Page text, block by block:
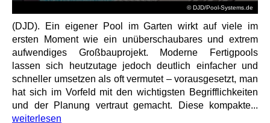
© DJD/Pool-Systems.de
(DJD). Ein eigener Pool im Garten wirkt auf viele im
ersten Moment wie ein unüberschaubares und extrem
aufwendiges Großbauprojekt. Moderne Fertigpools
lassen sich heutzutage jedoch deutlich einfacher und
schneller umsetzen als oft vermutet – vorausgesetzt, man
hat sich im Vorfeld mit den wichtigsten Begrifflichkeiten
und der Planung vertraut gemacht. Diese kompakte...
weiterlesen